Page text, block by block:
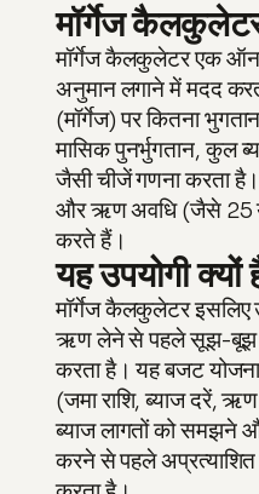
मॉर्गेज
मॉर्गेज कैलकुलेटर एक
अनुमान लगाने में मदद
(मॉर्गेज) पर कितना
मासिक पुनर्भुगतान, कुल
जैसी चीजें गणना करता
और ऋण अवधि (जैसे 25
करते हैं।
यह उपयोगी क्यों
मॉर्गेज कैलकुलेटर इसलिए
ऋण लेने से पहले सूझ-बूझ से
करता है। यह बजट योजना
(जमा राशि, ब्याज दरें,
ब्याज लागतों को समझने
करने से पहले अप्रत्याशित